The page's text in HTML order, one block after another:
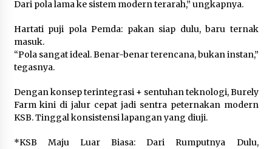
Dari pola lama ke sistem modern terarah,” ungkapnya.
Hartati puji pola Pemda: pakan siap dulu, baru ternak
masuk.
“Pola sangat ideal. Benar-benar terencana, bukan instan,”
tegasnya.
Dengan konsep terintegrasi + sentuhan teknologi, Burely
Farm kini di jalur cepat jadi sentra peternakan modern
KSB. Tinggal konsistensi lapangan yang diuji.
*KSB Maju Luar Biasa: Dari Rumputnya Dulu,